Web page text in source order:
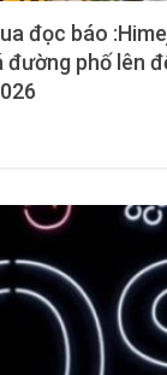
đọc báo
phố lên